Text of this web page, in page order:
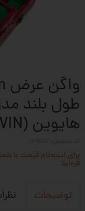
هایوین (HIWIN) ساخت تایوان
فرماید
توضیحات